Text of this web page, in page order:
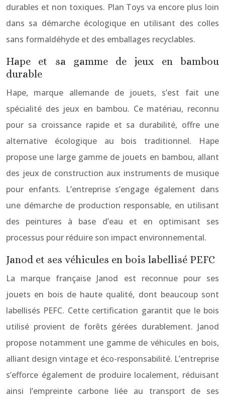
durables et non toxiques. Plan Toys va encore plus loin
dans sa démarche écologique en utilisant des colles
sans formaldéhyde et des emballages recyclables.
Hape et sa gamme de jeux en bambou
durable
Hape, marque allemande de jouets, s’est fait une
spécialité des jeux en bambou. Ce matériau, reconnu
pour sa croissance rapide et sa durabilité, offre une
alternative écologique au bois traditionnel. Hape
propose une large gamme de jouets en bambou, allant
des jeux de construction aux instruments de musique
pour enfants. L’entreprise s’engage également dans
une démarche de production responsable, en utilisant
des peintures à base d’eau et en optimisant ses
processus pour réduire son impact environnemental.
Janod et ses véhicules en bois labellisé PEFC
La marque française Janod est reconnue pour ses
jouets en bois de haute qualité, dont beaucoup sont
labellisés PEFC. Cette certification garantit que le bois
utilisé provient de forêts gérées durablement. Janod
propose notamment une gamme de véhicules en bois,
alliant design vintage et éco-responsabilité. L’entreprise
s’efforce également de produire localement, réduisant
ainsi l’empreinte carbone liée au transport de ses